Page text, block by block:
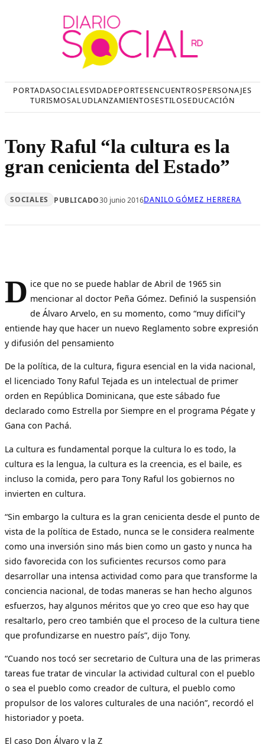
PORTADASOCIALESVIDADEPORTESENCUENTROSPERSONAJES
TURISMOSALUDLANZAMIENTOSESTILOSEDUCACIÓN
Tony Raful “la cultura es la
gran cenicienta del Estado”
SOCIALES PUBLICADO30 junio 2016DANILO GÓMEZ HERRERA
D ice que no se puede hablar de Abril de 1965 sin
mencionar al doctor Peña Gómez. Definió la suspensión
de Álvaro Arvelo, en su momento, como “muy difícil”y
entiende hay que hacer un nuevo Reglamento sobre expresión
y difusión del pensamiento
De la política, de la cultura, figura esencial en la vida nacional,
el licenciado Tony Raful Tejada es un intelectual de primer
orden en República Dominicana, que este sábado fue
declarado como Estrella por Siempre en el programa Pégate y
Gana con Pachá.
La cultura es fundamental porque la cultura lo es todo, la
cultura es la lengua, la cultura es la creencia, es el baile, es
incluso la comida, pero para Tony Raful los gobiernos no
invierten en cultura.
“Sin embargo la cultura es la gran cenicienta desde el punto de
vista de la política de Estado, nunca se le considera realmente
como una inversión sino más bien como un gasto y nunca ha
sido favorecida con los suficientes recursos como para
desarrollar una intensa actividad como para que transforme la
conciencia nacional, de todas maneras se han hecho algunos
esfuerzos, hay algunos méritos que yo creo que eso hay que
resaltarlo, pero creo también que el proceso de la cultura tiene
que profundizarse en nuestro país”, dijo Tony.
“Cuando nos tocó ser secretario de Cultura una de las primeras
tareas fue tratar de vincular la actividad cultural con el pueblo
o sea el pueblo como creador de cultura, el pueblo como
propulsor de los valores culturales de una nación”, recordó el
historiador y poeta.
El caso Don Álvaro y la Z